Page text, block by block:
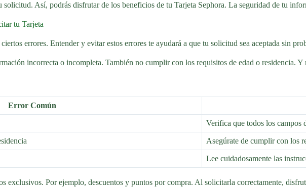
solicitud. Así, podrás disfrutar de los beneficios de tu Tarjeta Sephora. La seguridad de tu
tu Tarjeta
errores. Entender y evitar estos errores te ayudará a que tu solicitud sea aceptada sin
incorrecta o incompleta. También no cumplir con los requisitos de edad o residencia.
Error Común
Verifica que todos los campos
Asegúrate de cumplir con los
Lee cuidadosamente las
exclusivos. Por ejemplo, descuentos y puntos por compra. Al solicitarla correctamente,